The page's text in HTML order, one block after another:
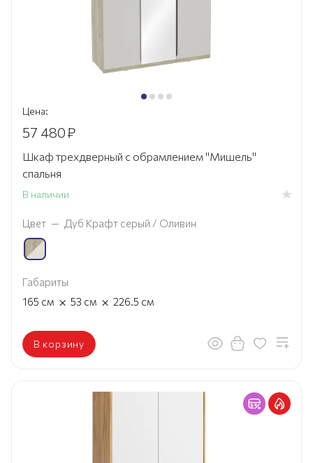
Цена:
57 480₽
Шкаф трехдверный с обрамлением "Мишель"
спальня
В наличии
Цвет — Дуб Крафт серый / Оливин
Габариты
165 см × 53 см × 226.5 см
В корзину